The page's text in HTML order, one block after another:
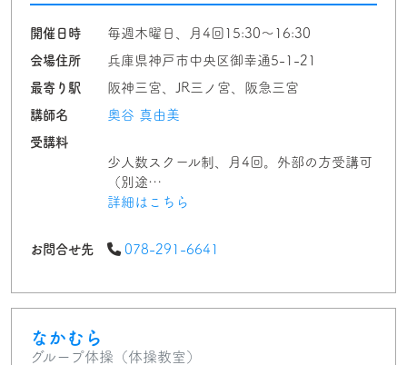
開催日時
毎週木曜日、月4回15:30〜16:30
会場住所
兵庫県神戸市中央区御幸通5-1-21
最寄り駅
阪神三宮、JR三ノ宮、阪急三宮
講師名
奥谷 真由美
受講料
少人数スクール制、月4回。外部の方受講可
（別途…
詳細はこちら
お問合せ先 078-291-6641
なかむら
グループ体操（体操教室）